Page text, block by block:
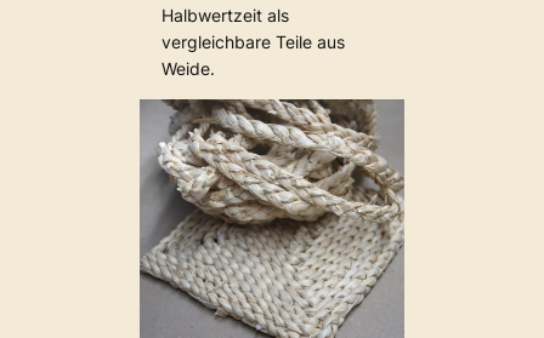
Halbwertzeit als
vergleichbare Teile aus
Weide.